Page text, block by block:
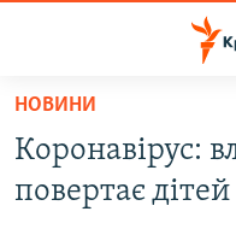
Перейти
основного
матеріалу
Перейти
ВОДА.КРИМ
ВІДЕО ТА ФОТО
НОВИНИ
Коронавірус:
повертає